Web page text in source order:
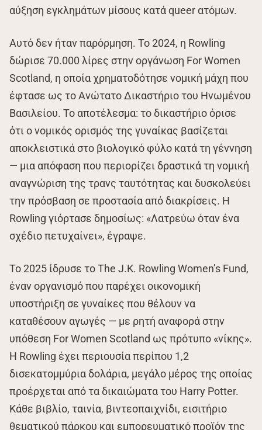
αύξηση εγκλημάτων μίσους κατά queer ατόμων.
Αυτό δεν ήταν παρόρμηση. Το 2024, η Rowling
δώρισε 70.000 λίρες στην οργάνωση For Women
Scotland, η οποία χρηματοδότησε νομική μάχη που
έφτασε ως το Ανώτατο Δικαστήριο του Ηνωμένου
Βασιλείου. Το αποτέλεσμα: το δικαστήριο όρισε
ότι ο νομικός ορισμός της γυναίκας βασίζεται
αποκλειστικά στο βιολογικό φύλο κατά τη γέννηση
— μια απόφαση που περιορίζει δραστικά τη νομική
αναγνώριση της τρανς ταυτότητας και δυσκολεύει
την πρόσβαση σε προστασία από διακρίσεις. Η
Rowling γιόρτασε δημοσίως: «Λατρεύω όταν ένα
σχέδιο πετυχαίνει», έγραψε.
Το 2025 ίδρυσε το The J.K. Rowling Women’s Fund,
έναν οργανισμό που παρέχει οικονομική
υποστήριξη σε γυναίκες που θέλουν να
καταθέσουν αγωγές — με ρητή αναφορά στην
υπόθεση For Women Scotland ως πρότυπο «νίκης».
Η Rowling έχει περιουσία περίπου 1,2
δισεκατομμύρια δολάρια, μεγάλο μέρος της οποίας
προέρχεται από τα δικαιώματα του Harry Potter.
Κάθε βιβλίο, ταινία, βιντεοπαιχνίδι, εισιτήριο
θεματικού πάρκου και εμπορευματικό προϊόν της